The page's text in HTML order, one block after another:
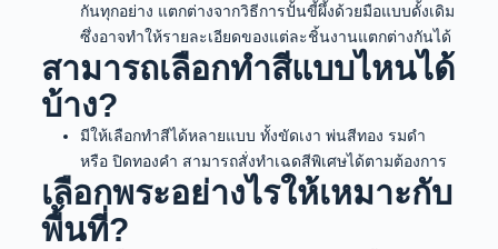
กันทุกอย่าง แตกต่างจากวิธีการปั้นขี้ผึ้งด้วยมือแบบดั้งเดิม
ซึ่งอาจทำให้รายละเอียดของแต่ละชิ้นงานแตกต่างกันได้
สามารถเลือกทำสีแบบไหนได้
บ้าง?
มีให้เลือกทำสีได้หลายแบบ ทั้งขัดเงา พ่นสีทอง รมดำ
หรือ ปิดทองคำ สามารถสั่งทำเฉดสีพิเศษได้ตามต้องการ
เลือกพระอย่างไรให้เหมาะกับ
พื้นที่?